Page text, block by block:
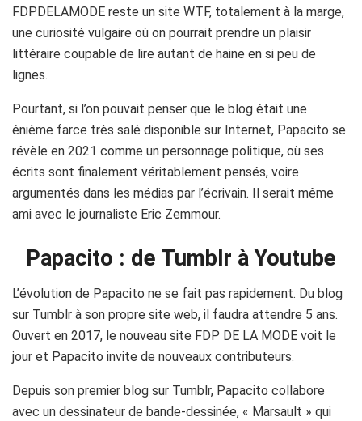
FDPDELAMODE reste un site WTF, totalement à la marge,
une curiosité vulgaire où on pourrait prendre un plaisir
littéraire coupable de lire autant de haine en si peu de
lignes.
Pourtant, si l’on pouvait penser que le blog était une
énième farce très salé disponible sur Internet, Papacito se
révèle en 2021 comme un personnage politique, où ses
écrits sont finalement véritablement pensés, voire
argumentés dans les médias par l’écrivain. Il serait même
ami avec le journaliste Eric Zemmour.
Papacito : de Tumblr à Youtube
L’évolution de Papacito ne se fait pas rapidement. Du blog
sur Tumblr à son propre site web, il faudra attendre 5 ans.
Ouvert en 2017, le nouveau site FDP DE LA MODE voit le
jour et Papacito invite de nouveaux contributeurs.
Depuis son premier blog sur Tumblr, Papacito collabore
avec un dessinateur de bande-dessinée, « Marsault » qui